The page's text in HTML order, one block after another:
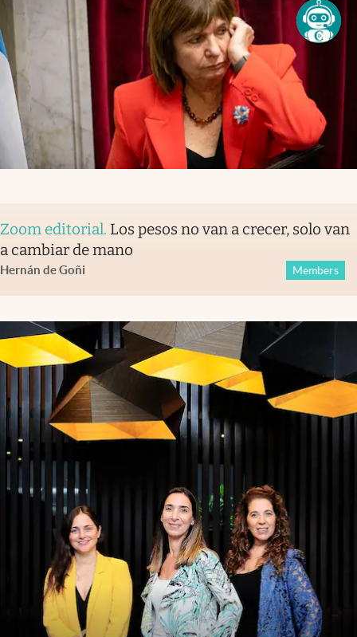
Zoom editorial. Los pesos no van a crecer, solo van
a cambiar de mano
Hernán de Goñi Members